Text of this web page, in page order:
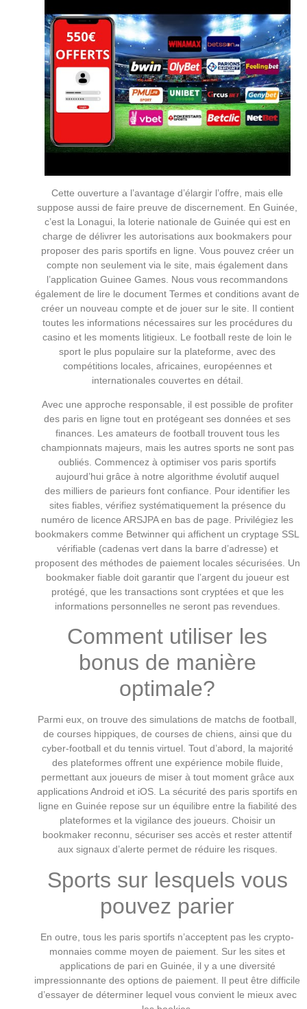
Cette ouverture a l’avantage d’élargir l’offre, mais elle
suppose aussi de faire preuve de discernement. En Guinée,
c’est la Lonagui, la loterie nationale de Guinée qui est en
charge de délivrer les autorisations aux bookmakers pour
proposer des paris sportifs en ligne. Vous pouvez créer un
compte non seulement via le site, mais également dans
l’application Guinee Games. Nous vous recommandons
également de lire le document Termes et conditions avant de
créer un nouveau compte et de jouer sur le site. Il contient
toutes les informations nécessaires sur les procédures du
casino et les moments litigieux. Le football reste de loin le
sport le plus populaire sur la plateforme, avec des
compétitions locales, africaines, européennes et
internationales couvertes en détail.
Avec une approche responsable, il est possible de profiter
des paris en ligne tout en protégeant ses données et ses
finances. Les amateurs de football trouvent tous les
championnats majeurs, mais les autres sports ne sont pas
oubliés. Commencez à optimiser vos paris sportifs
aujourd’hui grâce à notre algorithme évolutif auquel
des milliers de parieurs font confiance. Pour identifier les
sites fiables, vérifiez systématiquement la présence du
numéro de licence ARSJPA en bas de page. Privilégiez les
bookmakers comme Betwinner qui affichent un cryptage SSL
vérifiable (cadenas vert dans la barre d’adresse) et
proposent des méthodes de paiement locales sécurisées. Un
bookmaker fiable doit garantir que l’argent du joueur est
protégé, que les transactions sont cryptées et que les
informations personnelles ne seront pas revendues.
Comment utiliser les
bonus de manière
optimale?
Parmi eux, on trouve des simulations de matchs de football,
de courses hippiques, de courses de chiens, ainsi que du
cyber-football et du tennis virtuel. Tout d’abord, la majorité
des plateformes offrent une expérience mobile fluide,
permettant aux joueurs de miser à tout moment grâce aux
applications Android et iOS. La sécurité des paris sportifs en
ligne en Guinée repose sur un équilibre entre la fiabilité des
plateformes et la vigilance des joueurs. Choisir un
bookmaker reconnu, sécuriser ses accès et rester attentif
aux signaux d’alerte permet de réduire les risques.
Sports sur lesquels vous
pouvez parier
En outre, tous les paris sportifs n’acceptent pas les crypto-
monnaies comme moyen de paiement. Sur les sites et
applications de pari en Guinée, il y a une diversité
impressionnante des options de paiement. Il peut être difficile
d’essayer de déterminer lequel vous convient le mieux avec